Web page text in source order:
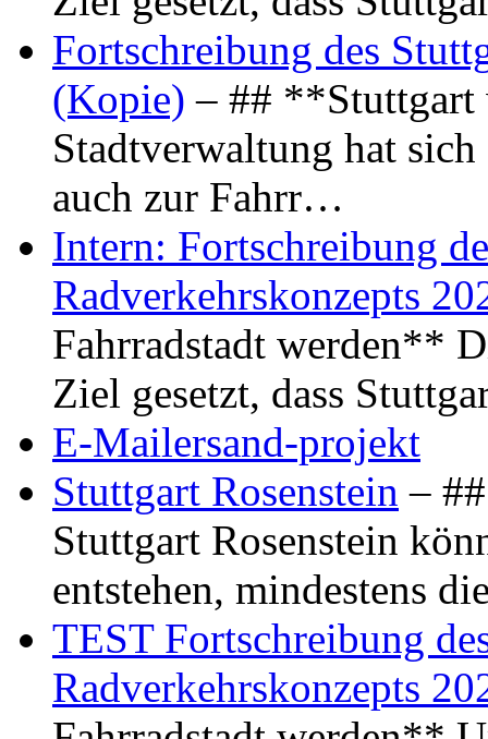
Fortschreibung des
(Kopie) – ## **Stuttgart
Stadtverwaltung hat
auch zur Fahrr…
Intern: Fortschreibung
Radverkehrskonzepts
Fahrradstadt werden**
Ziel gesetzt, dass
E-Mailersand-projekt
Stuttgart Rosenstein –
Stuttgart Rosenstein
entstehen, mindestens
TEST Fortschreibung
Radverkehrskonzepts